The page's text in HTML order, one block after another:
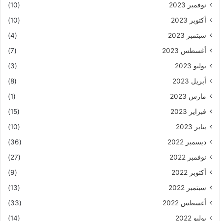
نوفمبر 2023
(10)
أكتوبر 2023
(10)
سبتمبر 2023
(4)
أغسطس 2023
(7)
يوليو 2023
(3)
أبريل 2023
(8)
مارس 2023
(1)
فبراير 2023
(15)
يناير 2023
(10)
ديسمبر 2022
(36)
نوفمبر 2022
(27)
أكتوبر 2022
(9)
سبتمبر 2022
(13)
أغسطس 2022
(33)
يوليو 2022
(14)